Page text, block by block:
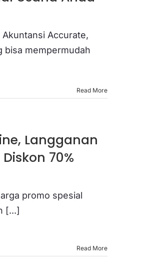
Accurate,
bisa mempermudah
Read More
Langganan
70%
promo spesial
[...]
Read More